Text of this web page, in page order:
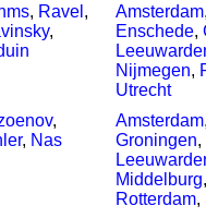
, Ravel ,
,
Amsterdam
Enschede,
Nijmegen,
Utrecht
,
, Nas
Amsterdam
Groningen,
Middelburg
Rotterdam,